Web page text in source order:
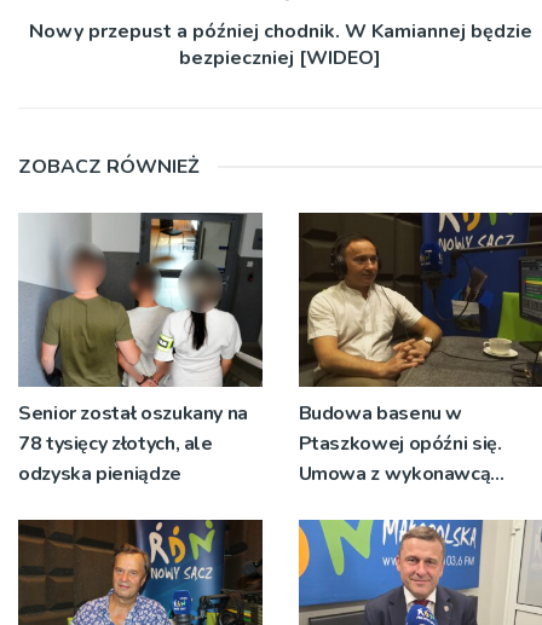
Nowy przepust a później chodnik. W Kamiannej będzie
bezpieczniej [WIDEO]
ZOBACZ RÓWNIEŻ
Senior został oszukany na
78 tysięcy złotych, ale
odzyska pieniądze
Budowa basenu w
Ptaszkowej opóźni się.
Umowa z wykonawcą
nie zostanie podpisana